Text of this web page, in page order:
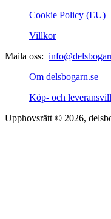
Cookie Policy (EU)
Villkor
Maila oss:
Om delsbogarn.se
Köp- och
Upphovsrätt © 2026,